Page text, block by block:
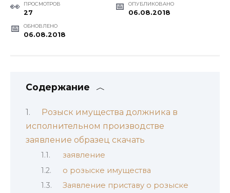
ПРОСМОТРОВ
27
ОПУБЛИКОВАНО
06.08.2018
ОБНОВЛЕНО
06.08.2018
Содержание
Розыск имущества должника в
исполнительном производстве
заявление образец скачать
заявление
о розыске имущества
Заявление приставу о розыске